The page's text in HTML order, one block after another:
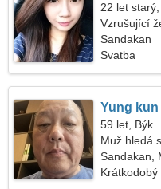
22 let
Vzrušující
Sandakan
Svatba
Yung kun
59 let, Býk
Muž hledá
Sandakan,
Krátkodobý